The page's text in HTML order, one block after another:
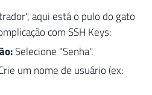
aqui está o pulo do gato
com SSH Keys:
Selecione "Senha".
um nome de usuário (ex: